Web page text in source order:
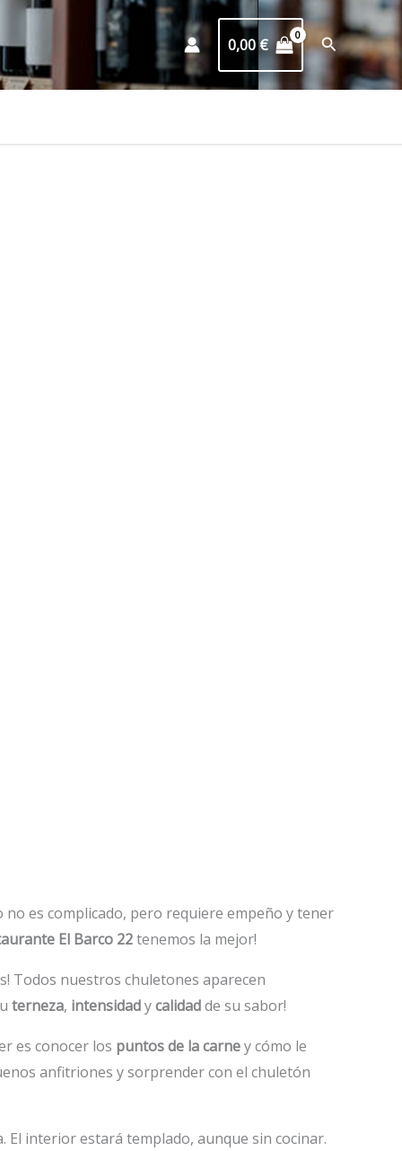
0,00€ Buscar
es complicado, pero requiere empeño y tener
El Barco 22tenemos la mejor!
Todos nuestros chuletones aparecen
terneza, intensidadycalidadde su sabor!
es conocer los puntos de la carney cómo le
anfitriones y sorprender con el chuletón
interior estará templado, aunque sin cocinar.